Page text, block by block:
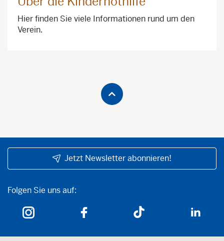
Hier finden Sie viele Informationen rund um den
Verein.
Jetzt Newsletter abonnieren!
Folgen Sie uns auf:
Folgen Sie uns auf: